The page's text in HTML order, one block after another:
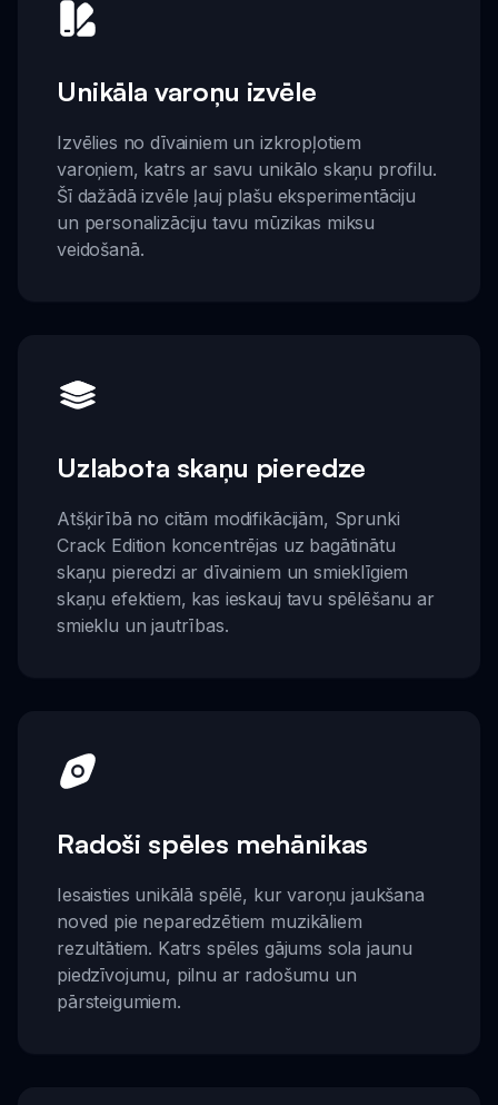
Unikāla varoņu izvēle
Izvēlies no dīvainiem un izkropļotiem
varoņiem, katrs ar savu unikālo skaņu profilu.
Šī dažādā izvēle ļauj plašu eksperimentāciju
un personalizāciju tavu mūzikas miksu
veidošanā.
Uzlabota skaņu pieredze
Atšķirībā no citām modifikācijām, Sprunki
Crack Edition koncentrējas uz bagātinātu
skaņu pieredzi ar dīvainiem un smieklīgiem
skaņu efektiem, kas ieskauj tavu spēlēšanu ar
smieklu un jautrības.
Radoši spēles mehānikas
Iesaisties unikālā spēlē, kur varoņu jaukšana
noved pie neparedzētiem muzikāliem
rezultātiem. Katrs spēles gājums sola jaunu
piedzīvojumu, pilnu ar radošumu un
pārsteigumiem.